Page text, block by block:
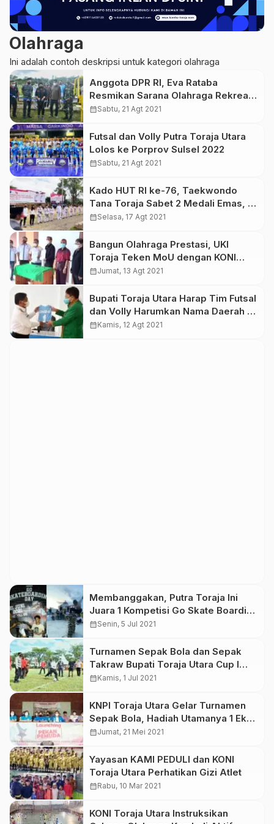
Olahraga
Ini adalah contoh deskripsi untuk kategori olahraga
Anggota DPR RI, Eva Rataba
Resmikan Sarana Olahraga Rekreasi
di Toraja
calendar_monthSabtu, 21 Agt 2021
Futsal dan Volly Putra Toraja Utara
Lolos ke Porprov Sulsel 2022
calendar_monthSabtu, 21 Agt 2021
Kado HUT RI ke-76, Taekwondo
Tana Toraja Sabet 2 Medali Emas, 2
Perak, dan 6 Perunggu
calendar_monthSelasa, 17 Agt 2021
Bangun Olahraga Prestasi, UKI
Toraja Teken MoU dengan KONI
Toraja Utara
calendar_monthJumat, 13 Agt 2021
Bupati Toraja Utara Harap Tim Futsal
dan Volly Harumkan Nama Daerah di
Ajang Pra Porda
calendar_monthKamis, 12 Agt 2021
Membanggakan, Putra Toraja Ini
Juara 1 Kompetisi Go Skate Boarding
Day 2021
calendar_monthSenin, 5 Jul 2021
Turnamen Sepak Bola dan Sepak
Takraw Bupati Toraja Utara Cup I
Resmi Dibuka
calendar_monthKamis, 1 Jul 2021
KNPI Toraja Utara Gelar Turnamen
Sepak Bola, Hadiah Utamanya 1 Ekor
Kerbau
calendar_monthJumat, 21 Mei 2021
Yayasan KAMI PEDULI dan KONI
Toraja Utara Perhatikan Gizi Atlet
calendar_monthRabu, 10 Mar 2021
KONI Toraja Utara Instruksikan